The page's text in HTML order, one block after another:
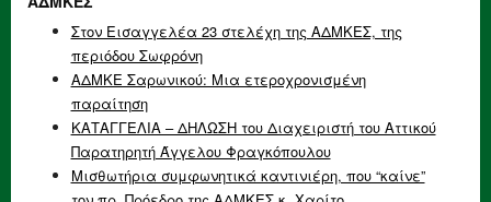
Στον Εισαγγελέα 23 στελέχη της ΑΔΜΚΕΣ, της
περιόδου Σωφρόνη
ΑΔΜΚΕ Σαρωνικού: Μια ετεροχρονισμένη
παραίτηση
ΚΑΤΑΓΓΕΛΙΑ – ΔΗΛΩΣΗ του Διαχειριστή του Αττικού
Παρατηρητή Άγγελου Φραγκόπουλου
Μισθωτήρια συμφωνητικά καντινιέρη, που “καίνε”